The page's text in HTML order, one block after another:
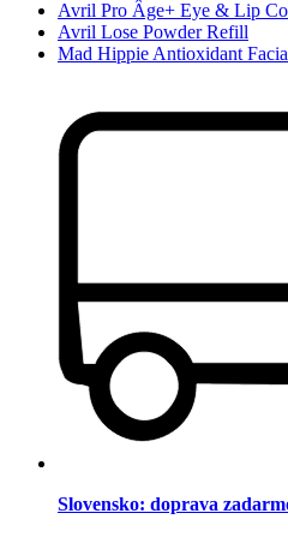
Avril Pro Âge+ Eye & Lip
Avril Lose Powder Refill
Mad Hippie Antioxidant
Slovensko: doprava